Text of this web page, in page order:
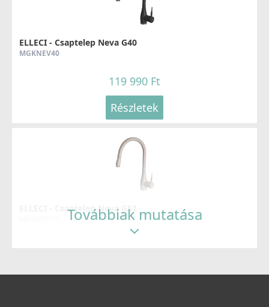
ELLECI - Csaptelep Neva G40
MGKNEV40
119 990 Ft
Részletek
ELLECI - Csaptelep Neva G51
Részletek
Továbbiak mutatása